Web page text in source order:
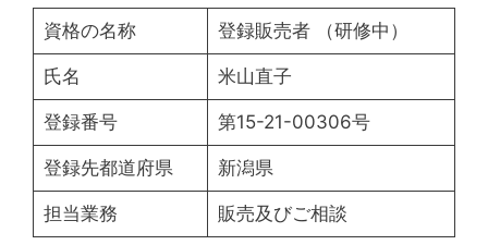
資格の名称 登録販売者 （研修中）
氏名 米山直子
登録番号 第15-21-00306号
登録先都道府県 新潟県
担当業務 販売及びご相談